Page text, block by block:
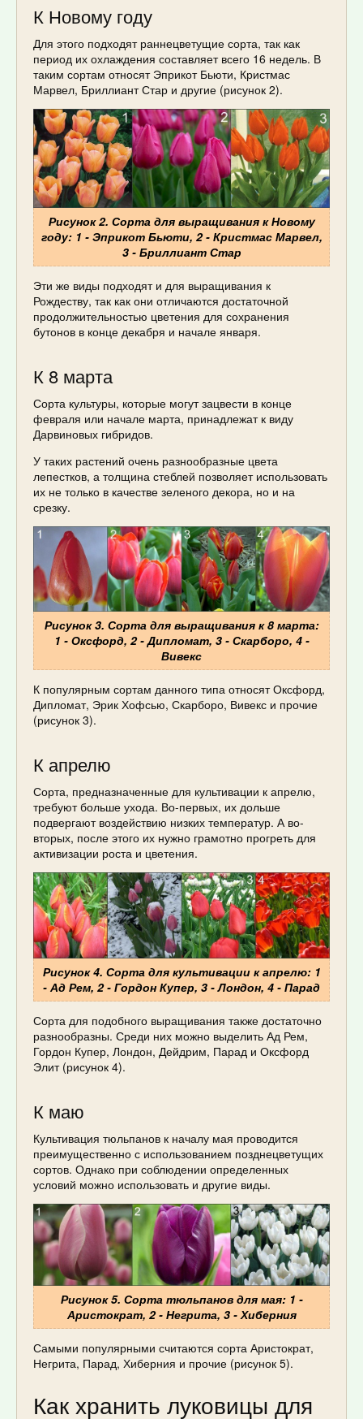
К Новому году
Для этого подходят раннецветущие сорта, так как
период их охлаждения составляет всего 16 недель. В
таким сортам относят Эприкот Бьюти, Кристмас
Марвел, Бриллиант Стар и другие (рисунок 2).
Рисунок 2. Сорта для выращивания к Новому
году: 1 - Эприкот Бьюти, 2 - Кристмас Марвел,
3 - Бриллиант Стар
Эти же виды подходят и для выращивания к
Рождеству, так как они отличаются достаточной
продолжительностью цветения для сохранения
бутонов в конце декабря и начале января.
К 8 марта
Сорта культуры, которые могут зацвести в конце
февраля или начале марта, принадлежат к виду
Дарвиновых гибридов.
У таких растений очень разнообразные цвета
лепестков, а толщина стеблей позволяет использовать
их не только в качестве зеленого декора, но и на
срезку.
Рисунок 3. Сорта для выращивания к 8 марта:
1 - Оксфорд, 2 - Дипломат, 3 - Скарборо, 4 -
Вивекс
К популярным сортам данного типа относят Оксфорд,
Дипломат, Эрик Хофсью, Скарборо, Вивекс и прочие
(рисунок 3).
К апрелю
Сорта, предназначенные для культивации к апрелю,
требуют больше ухода. Во-первых, их дольше
подвергают воздействию низких температур. А во-
вторых, после этого их нужно грамотно прогреть для
активизации роста и цветения.
Рисунок 4. Сорта для культивации к апрелю: 1
- Ад Рем, 2 - Гордон Купер, 3 - Лондон, 4 - Парад
Сорта для подобного выращивания также достаточно
разнообразны. Среди них можно выделить Ад Рем,
Гордон Купер, Лондон, Дейдрим, Парад и Оксфорд
Элит (рисунок 4).
К маю
Культивация тюльпанов к началу мая проводится
преимущественно с использованием позднецветущих
сортов. Однако при соблюдении определенных
условий можно использовать и другие виды.
Рисунок 5. Сорта тюльпанов для мая: 1 -
Аристократ, 2 - Негрита, 3 - Хиберния
Самыми популярными считаются сорта Аристократ,
Негрита, Парад, Хиберния и прочие (рисунок 5).
Как хранить луковицы для